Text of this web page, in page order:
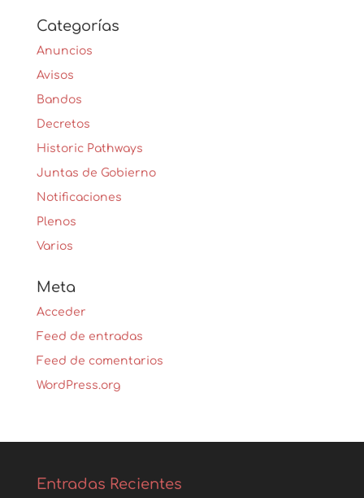
Categorías
Anuncios
Avisos
Bandos
Decretos
Historic Pathways
Juntas de Gobierno
Notificaciones
Plenos
Varios
Meta
Acceder
Feed de entradas
Feed de comentarios
WordPress.org
Entradas Recientes